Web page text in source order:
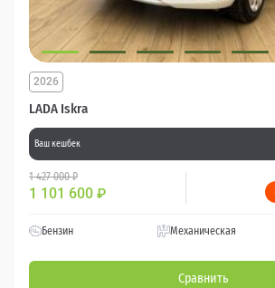
LADA Iskra
2026
Ваш кешбек
1 427 000 ₽
1 101 600 ₽
Бензин Механическая
Сравнить